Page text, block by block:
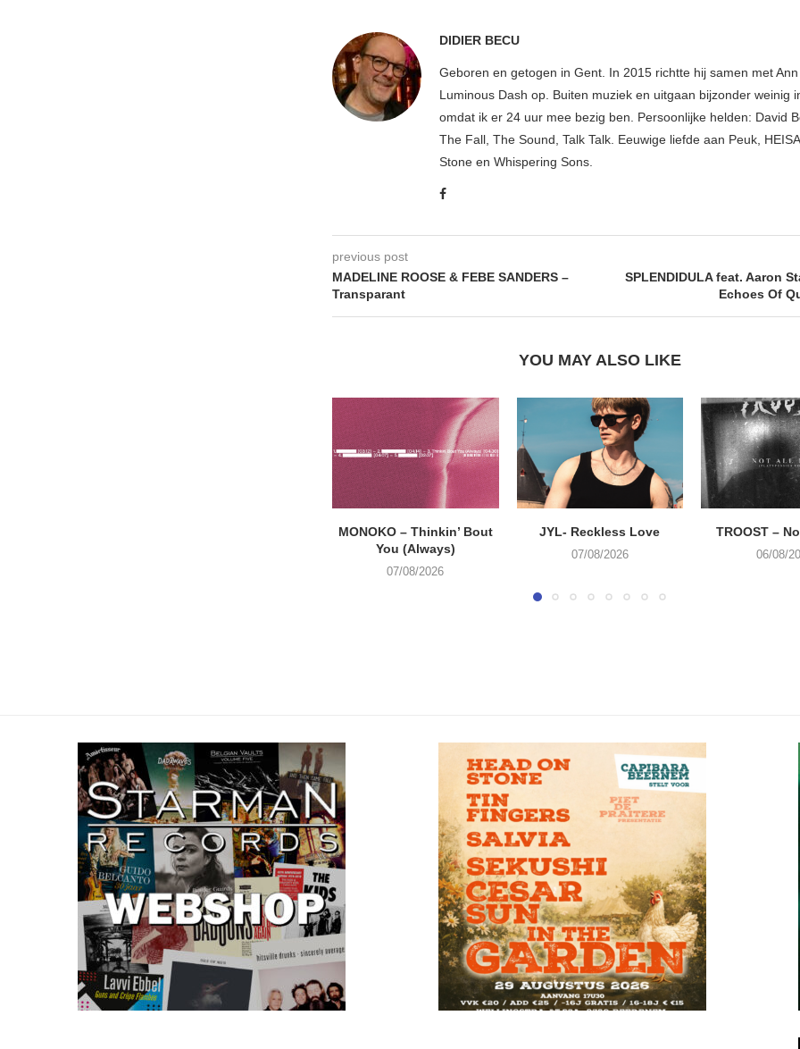
DIDIER BECU
Geboren en getogen in Gent. In 2015 richtte hij samen met
Luminous Dash op. Buiten muziek en uitgaan bijzonder weinig
omdat ik er 24 uur mee bezig ben. Persoonlijke helden: David
The Fall, The Sound, Talk Talk. Eeuwige liefde aan Peuk,
Stone en Whispering Sons.
previous post
MADELINE ROOSE & FEBE SANDERS –
Transparant
SPLENDIDULA feat. Aaron
Echoes Of
YOU MAY ALSO LIKE
MONOKO – Thinkin’ Bout
You (Always)
07/08/2026
JYL- Reckless Love
07/08/2026
TROOST –
06/08/